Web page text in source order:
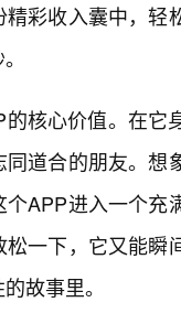
彩收入囊中，
核心价值。在
道合的朋友。
APP进入一个
一下，它又能
故事里。